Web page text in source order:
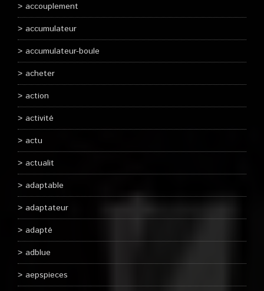
accouplement
accumulateur
accumulateur-boule
acheter
action
activité
actu
actualit
adaptable
adaptateur
adapté
adblue
aepspieces